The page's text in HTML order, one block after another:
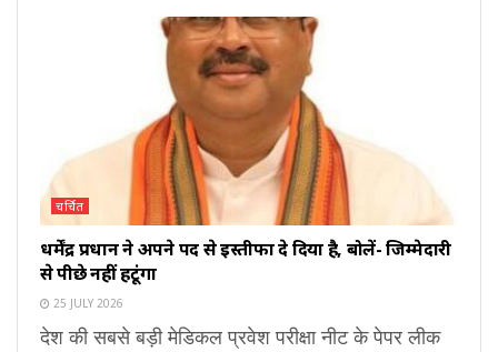
चर्चित
धर्मेंद्र प्रधान ने अपने पद से इस्तीफा दे दिया है, बोलें- जिम्मेदारी
से पीछे नहीं हटूंगा
25 JULY 2026
देश की सबसे बड़ी मेडिकल प्रवेश परीक्षा नीट के पेपर लीक